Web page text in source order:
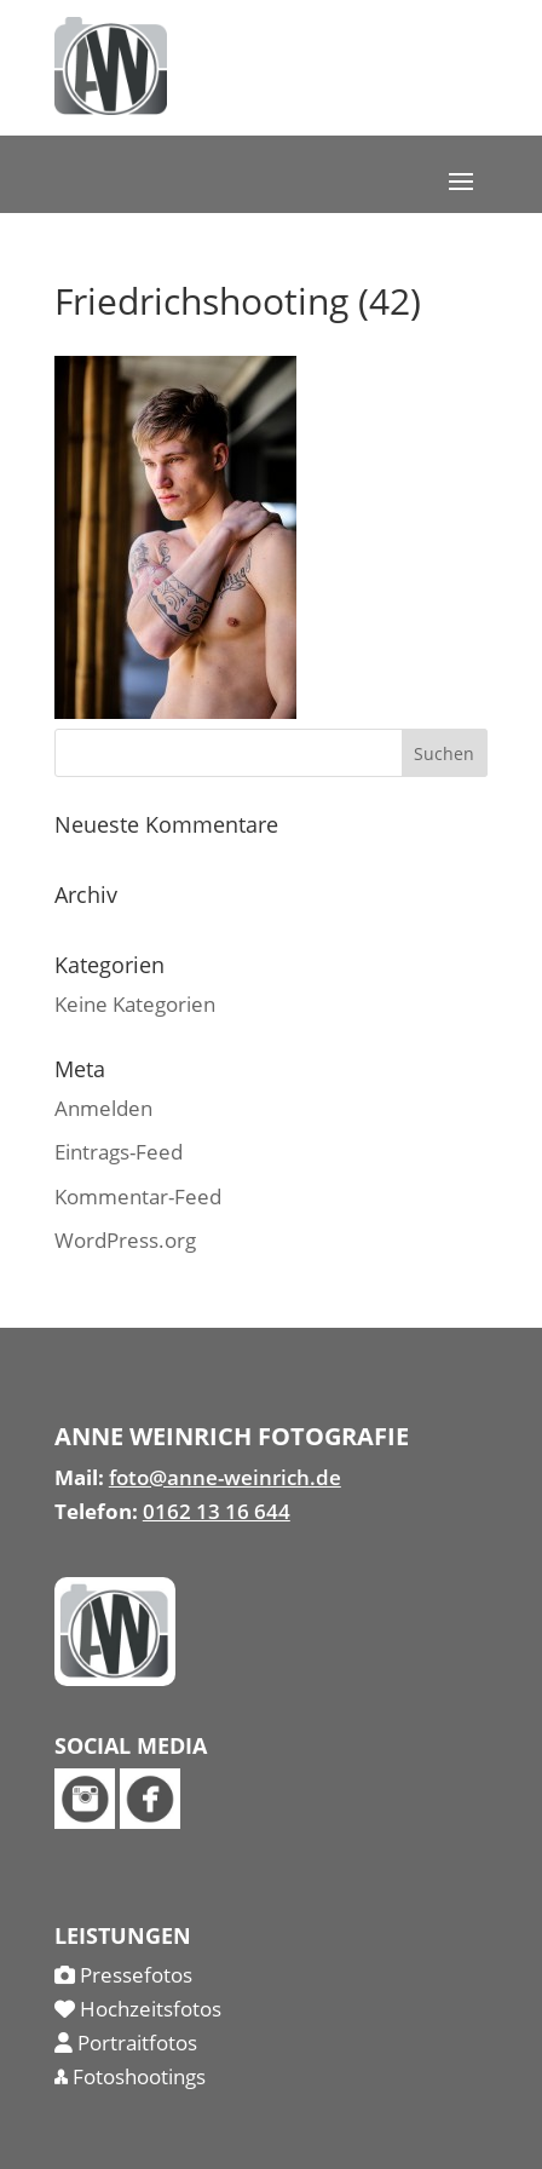
Friedrichshooting (42)
Neueste Kommentare
Archiv
Kategorien
Keine Kategorien
Meta
Anmelden
Eintrags-Feed
Kommentar-Feed
WordPress.org
ANNE WEINRICH FOTOGRAFIE
Mail: foto@anne-weinrich.de
Telefon: 0162 13 16 644
SOCIAL MEDIA
LEISTUNGEN
Pressefotos
Hochzeitsfotos
Portraitfotos
Fotoshootings